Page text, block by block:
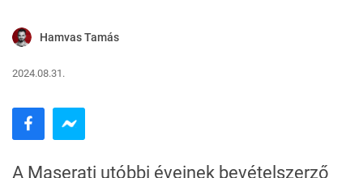
Hamvas Tamás
2024.08.31.
A Maserati utóbbi éveinek bevételszerző